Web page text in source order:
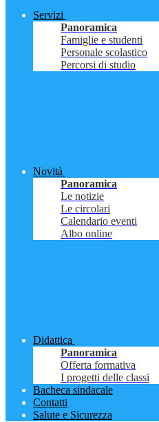
Servizi
Panoramica
Famiglie e studenti
Personale scolastico
Percorsi di studio
Novità
Panoramica
Le notizie
Le circolari
Calendario eventi
Albo online
Didattica
Panoramica
Offerta formativa
I progetti delle classi
Bacheca sindacale
Contatti
Salute e Sicurezza